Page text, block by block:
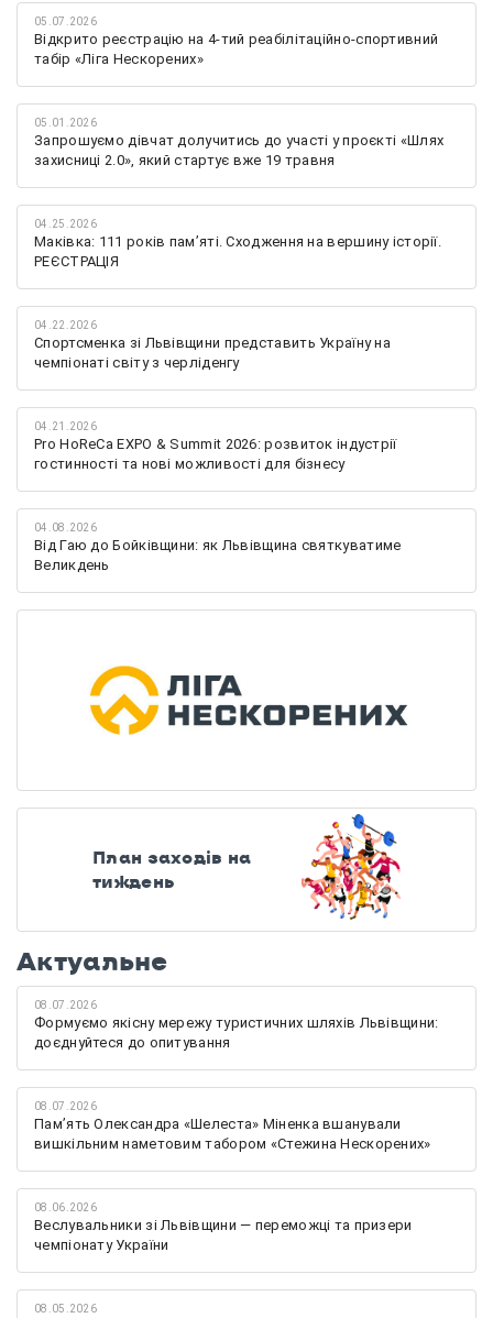
05.07.2026
Відкрито реєстрацію на 4-тий реабілітаційно-спортивний
табір «Ліга Нескорених»
05.01.2026
Запрошуємо дівчат долучитись до участі у проєкті «Шлях
захисниці 2.0», який стартує вже 19 травня
04.25.2026
Маківка: 111 років пам’яті. Сходження на вершину історії.
РЕЄСТРАЦІЯ
04.22.2026
Спортсменка зі Львівщини представить Україну на
чемпіонаті світу з черліденгу
04.21.2026
Pro HoReCa EXPO & Summit 2026: розвиток індустрії
гостинності та нові можливості для бізнесу
04.08.2026
Від Гаю до Бойківщини: як Львівщина святкуватиме
Великдень
План заходів на
тиждень
Актуальне
08.07.2026
Формуємо якісну мережу туристичних шляхів Львівщини:
доєднуйтеся до опитування
08.07.2026
Памʼять Олександра «Шелеста» Міненка вшанували
вишкільним наметовим табором «Стежина Нескорених»
08.06.2026
Веслувальники зі Львівщини — переможці та призери
чемпіонату України
08.05.2026